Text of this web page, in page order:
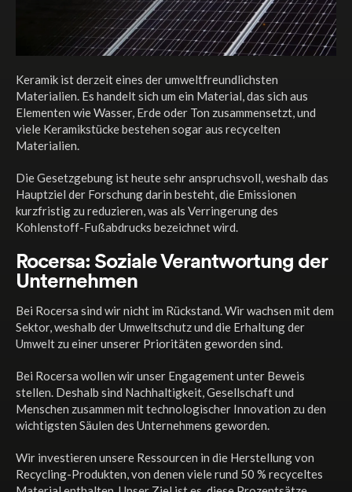
Keramik ist derzeit eines der umweltfreundlichsten
Materialien. Es handelt sich um ein Material, das sich aus
Elementen wie Wasser, Erde oder Ton zusammensetzt, und
viele Keramikstücke bestehen sogar aus recycelten
Materialien.
Die Gesetzgebung ist heute sehr anspruchsvoll, weshalb das
Hauptziel der Forschung darin besteht, die Emissionen
kurzfristig zu reduzieren, was als Verringerung des
Kohlenstoff-Fußabdrucks bezeichnet wird.
Rocersa: Soziale Verantwortung der
Unternehmen
Bei Rocersa sind wir nicht im Rückstand. Wir wachsen mit dem
Sektor, weshalb der Umweltschutz und die Erhaltung der
Umwelt zu einer unserer Prioritäten geworden sind.
Bei Rocersa wollen wir unser Engagement unter Beweis
stellen. Deshalb sind Nachhaltigkeit, Gesellschaft und
Menschen zusammen mit technologischer Innovation zu den
wichtigsten Säulen des Unternehmens geworden.
Wir investieren unsere Ressourcen in die Herstellung von
Recycling-Produkten, von denen viele rund 50 % recyceltes